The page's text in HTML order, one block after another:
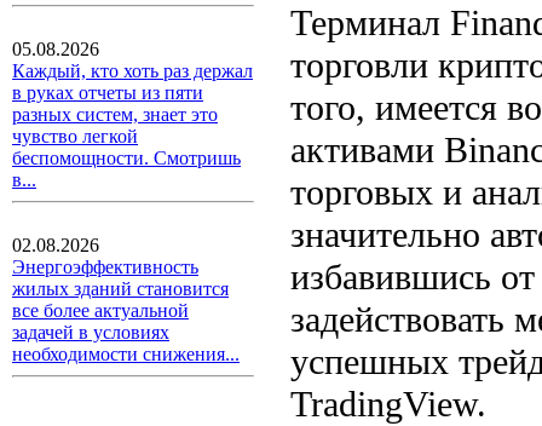
05.08.2026
Каждый, кто хоть раз держал
в руках отчеты из пяти
разных систем, знает это
чувство легкой
беспомощности. Смотришь
в...
02.08.2026
Энергоэффективность
жилых зданий становится
все более актуальной
задачей в условиях
необходимости снижения...
Терминал
торговли
того, имеется
активами
торговых и
значительно
избавившись
задействовать
успешных
TradingView.